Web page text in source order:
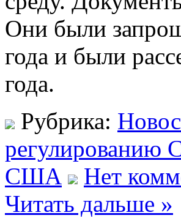
Они были
года и были
года.
Рубрика:
США
Нет
Читать дальше »